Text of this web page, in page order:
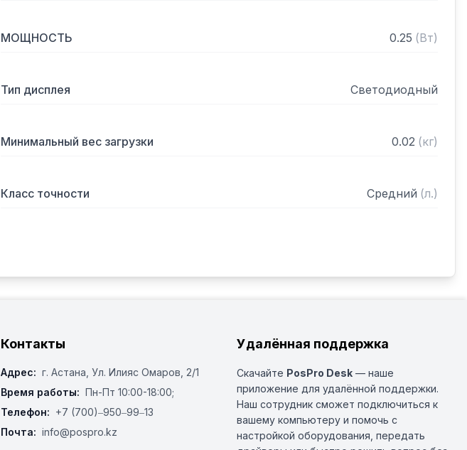
МОЩНОСТЬ 0.25 (Вт)
Тип дисплея Светодиодный
Минимальный вес загрузки 0.02 (кг)
Класс точности Средний (л.)
Контакты
Адрес: г. Астана, ​Ул. Илияс Омаров, 2/1
Время работы: Пн-Пт 10:00-18:00;
Телефон: +7 (700)‒950‒99‒13
Почта: info@pospro.kz
Удалённая поддержка
Скачайте PosPro Desk — наше
приложение для удалённой поддержки.
Наш сотрудник сможет подключиться к
вашему компьютеру и помочь с
настройкой оборудования, передать